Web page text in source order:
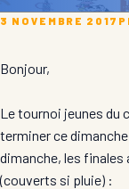
3 NOVEMBRE 2017
Bonjour,
Le tournoi jeunes du
terminer ce
dimanche, les finales
(couverts si pluie) :